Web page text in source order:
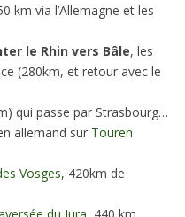
km via l’Allemagne et les
le Rhin vers Bâle, les
(280km, et retour avec le
qui passe par Strasbourg…
allemand sur Touren
Vosges, 420km de